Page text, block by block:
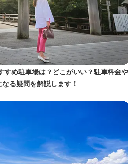
すめ駐車場は？どこがいい？駐車料金や
る疑問を解説します！